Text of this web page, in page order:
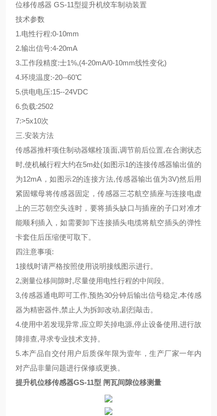
位移传感器 GS-11型提升机绞车制动装置
技术参数
1.电性行程:0-10mm
2.输出信号:4-20mA
3.工作段精度:士1%,(4-20mA/0-10mm线性变化)
4.环境温度:-20--60℃
5.供电电压:15--24VDC
6.负载:2502
7:>5x10次
三.安装方法
传感器推杆项住制动器螺栓顶面,调节前后位置,在合测状态
时,使机械行程大约在5m处(如图示1的连接传感器输出值的
为12mA，如图示2的连接方法,传感器输出值为3V)然后用
紧固螺母将传感器固定，传感器三芯航空插座与连接电虚
上的三芯朝空头连时，要将插头缺口与插座的子口对准才
能顺利插入，如需要卸下连接插头电缆将航空插头的弹性
卡套住后压缩便可取下。
四注意事项:
1接线时请严格按照使用说明接线图示进行。
2,测量位移间隙时,尽量使用电性行程的中间段。
3,传感器通电即可工作,预热30分钟后输出信号稳定,本传感
器为精密器件,禁止人为拆卸改动,剧烈敲击。
4.使用中若发现异常,应立即关掉电源,停止设备使用,进行故
障排查,寻求专业技术支持。
5.本产品自交付用户后质保年限为壹年，生产厂家一年内
对产品非量问题进行保修或更换。
提升机位移传感器GS-11型 闸瓦间隙位移测量